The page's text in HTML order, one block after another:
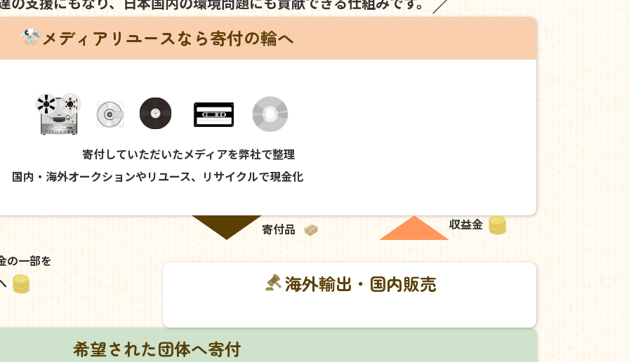
メディアリユースなら寄付の輪へ
寄付していただいたメディアを弊社で整理
国内・海外オークションやリユース、リサイクルで現金化
の一部を
寄付品 収益金
海外輸出・国内販売
希望された団体へ寄付